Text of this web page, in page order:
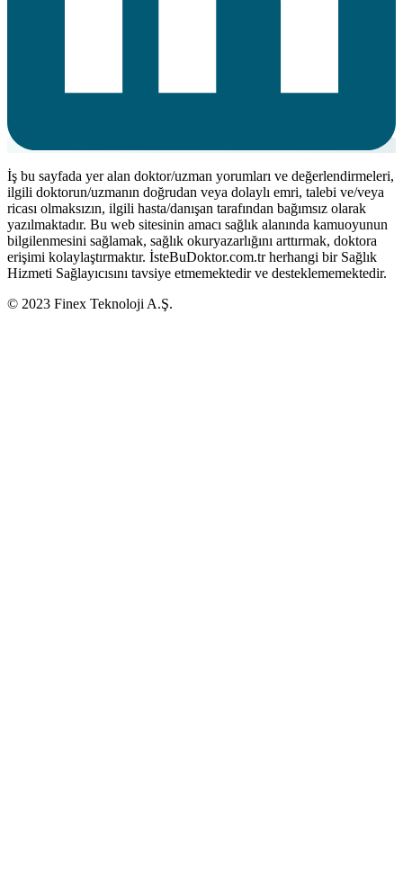
İş bu sayfada yer alan doktor/uzman yorumları ve değerlendirmeleri,
ilgili doktorun/uzmanın doğrudan veya dolaylı emri, talebi ve/veya
ricası olmaksızın, ilgili hasta/danışan tarafından bağımsız olarak
yazılmaktadır. Bu web sitesinin amacı sağlık alanında kamuoyunun
bilgilenmesini sağlamak, sağlık okuryazarlığını arttırmak, doktora
erişimi kolaylaştırmaktır. İsteBuDoktor.com.tr herhangi bir Sağlık
Hizmeti Sağlayıcısını tavsiye etmemektedir ve desteklememektedir.
© 2023 Finex Teknoloji A.Ş.